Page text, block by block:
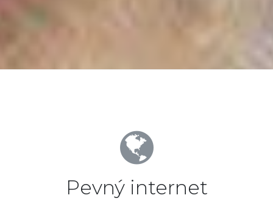
Pevný internet